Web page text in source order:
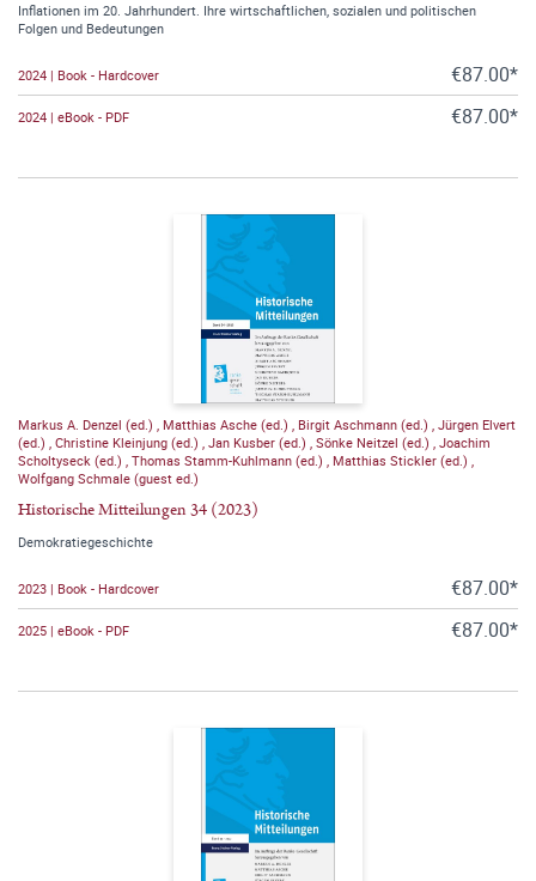
Inflationen im 20. Jahrhundert. Ihre wirtschaftlichen, sozialen und politischen
Folgen und Bedeutungen
2024 | Book - Hardcover €87.00*
2024 | eBook - PDF €87.00*
Markus A. Denzel (ed.) , Matthias Asche (ed.) , Birgit Aschmann (ed.) , Jürgen Elvert
(ed.) , Christine Kleinjung (ed.) , Jan Kusber (ed.) , Sönke Neitzel (ed.) , Joachim
Scholtyseck (ed.) , Thomas Stamm-Kuhlmann (ed.) , Matthias Stickler (ed.) ,
Wolfgang Schmale (guest ed.)
Historische Mitteilungen 34 (2023)
Demokratiegeschichte
2023 | Book - Hardcover €87.00*
2025 | eBook - PDF €87.00*